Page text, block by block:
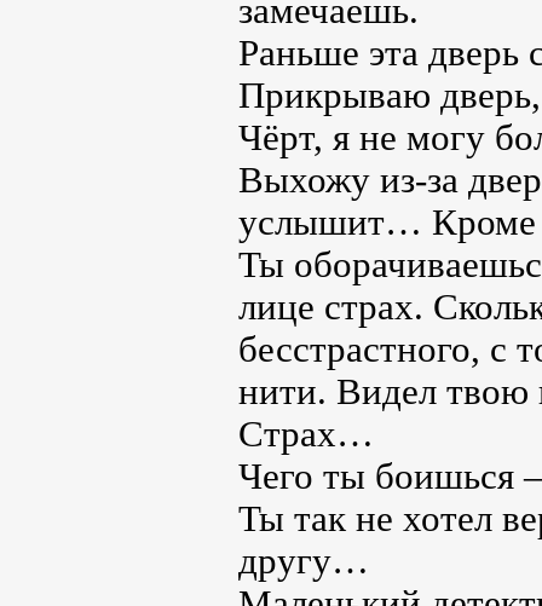
замечаешь.
Раньше эта дверь
Прикрываю
Чёрт, я не могу
Выхожу из-за
услышит… Кроме
Ты
лице страх.
бесстрастного, с
нити. Видел твою
Страх…
Чего ты боишься
Ты так не хотел
другу…